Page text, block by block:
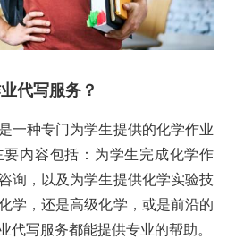
代写服务？
一种专门为学生提供的化学作业
内容包括：为学生完成化学作
询，以及为学生提供化学实验技
学，还是高级化学，或是前沿的
代写服务都能提供专业的帮助。